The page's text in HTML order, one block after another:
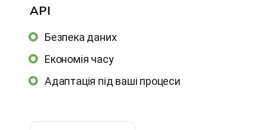
АРІ
Безпека даних
Економія часу
Адаптація під ваші процеси